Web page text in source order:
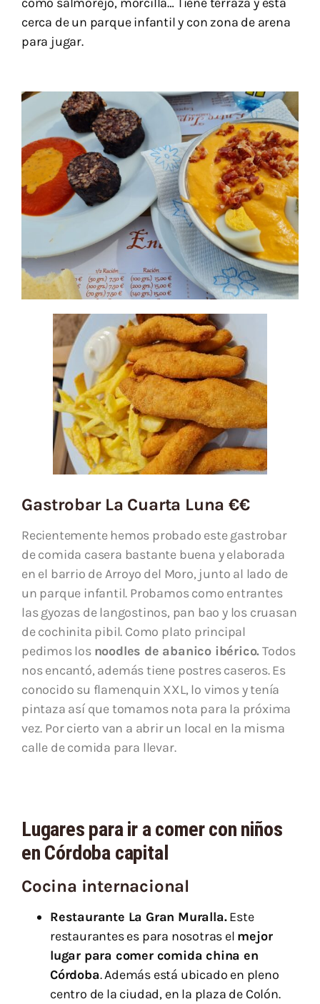
cerca de un parque infantil y con zona de arena
para jugar.
Gastrobar La Cuarta Luna €€
Recientemente hemos probado este gastrobar
de comida casera bastante buena y elaborada
en el barrio de Arroyo del Moro, junto al lado de
un parque infantil. Probamos como entrantes
las gyozas de langostinos, pan bao y los cruasan
de cochinita pibil. Como plato principal
pedimos los noodles de abanico ibérico.Todos
nos encantó, además tiene postres caseros. Es
conocido su flamenquin XXL, lo vimos y tenía
pintaza así que tomamos nota para la próxima
vez. Por cierto van a abrir un local en la misma
calle de comida para llevar.
Lugares para ir a comer con niños
en Córdoba capital
Cocina internacional
Restaurante La Gran Muralla.Este
restaurantes es para nosotras el mejor
lugar para comer comida china en
Córdoba. Además está ubicado en pleno
centro de la ciudad, en la plaza de Colón.